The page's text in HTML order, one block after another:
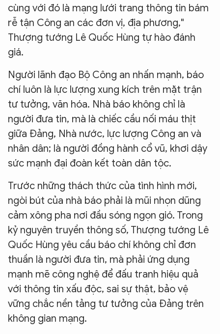
cùng với đó là mạng lưới trang thông tin bám
rễ tận Công an các đơn vị, địa phương,"
Thượng tướng Lê Quốc Hùng tự hào đánh
giá.
Người lãnh đạo Bộ Công an nhấn mạnh, báo
chí luôn là lực lượng xung kích trên mặt trận
tư tưởng, văn hóa. Nhà báo không chỉ là
người đưa tin, mà là chiếc cầu nối máu thịt
giữa Đảng, Nhà nước, lực lượng Công an và
nhân dân; là người đồng hành cổ vũ, khơi dậy
sức mạnh đại đoàn kết toàn dân tộc.
Trước những thách thức của tình hình mới,
ngòi bút của nhà báo phải là mũi nhọn dũng
cảm xông pha nơi đầu sóng ngọn gió. Trong
kỷ nguyên truyền thông số, Thượng tướng Lê
Quốc Hùng yêu cầu báo chí không chỉ đơn
thuần là người đưa tin, mà phải ứng dụng
mạnh mẽ công nghệ để đấu tranh hiệu quả
với thông tin xấu độc, sai sự thật, bảo vệ
vững chắc nền tảng tư tưởng của Đảng trên
không gian mạng.